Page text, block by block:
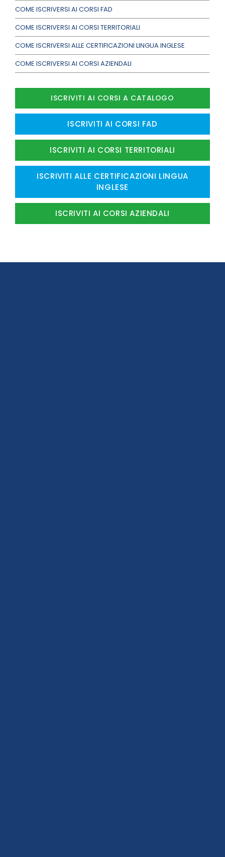
COME ISCRIVERSI AI CORSI FAD
COME ISCRIVERSI AI CORSI TERRITORIALI
COME ISCRIVERSI ALLE CERTIFICAZIONI LINGUA INGLESE
COME ISCRIVERSI AI CORSI AZIENDALI
ISCRIVITI AI CORSI A CATALOGO
ISCRIVITI AI CORSI FAD
ISCRIVITI AI CORSI TERRITORIALI
ISCRIVITI ALLE CERTIFICAZIONI LINGUA
INGLESE
ISCRIVITI AI CORSI AZIENDALI